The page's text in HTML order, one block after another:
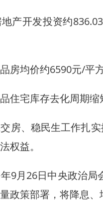
发投资约836.03
价约6590元/平方
库存去化周期缩短
稳民生工作扎实推
权益。
月26日中央政治局
政策部署，将降息